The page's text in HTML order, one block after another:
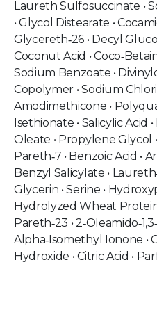
Laureth Sulfosuccinate •
• Glycol Distearate •
Glycereth‑26 • Decyl
Coconut Acid •
Sodium Benzoate •
Copolymer • Sodium
Amodimethicone •
Isethionate • Salicylic Acid
Oleate • Propylene Glycol •
Pareth‑7 • Benzoic Acid •
Benzyl Salicylate •
Glycerin • Serine •
Hydrolyzed Wheat Protein
Pareth‑23 •
Alpha‑Isomethyl Ionone •
Hydroxide • Citric Acid •